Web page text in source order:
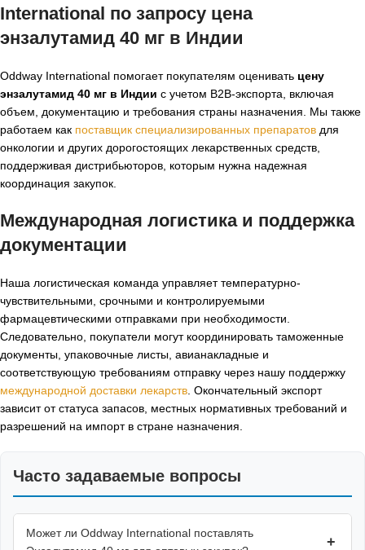
International по запросу цена
энзалутамид 40 мг в Индии
Oddway International помогает покупателям оценивать цену
энзалутамид 40 мг в Индии с учетом B2B-экспорта, включая
объем, документацию и требования страны назначения. Мы также
работаем как поставщик специализированных препаратов для
онкологии и других дорогостоящих лекарственных средств,
поддерживая дистрибьюторов, которым нужна надежная
координация закупок.
Международная логистика и поддержка
документации
Наша логистическая команда управляет температурно-
чувствительными, срочными и контролируемыми
фармацевтическими отправками при необходимости.
Следовательно, покупатели могут координировать таможенные
документы, упаковочные листы, авианакладные и
соответствующую требованиям отправку через нашу поддержку
международной доставки лекарств . Окончательный экспорт
зависит от статуса запасов, местных нормативных требований и
разрешений на импорт в стране назначения.
Часто задаваемые вопросы
Может ли Oddway International поставлять
+